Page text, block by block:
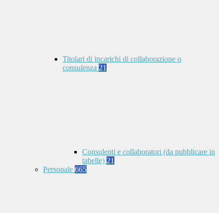
Titolari di incarichi di collaborazione o
consulenza 21
Consulenti e collaboratori (da pubblicare in
tabelle) 21
Personale 665